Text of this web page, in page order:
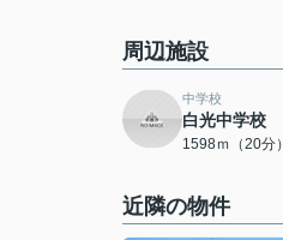
周辺施設
中学校
白光中学校
1598ｍ（20分）
近隣の物件